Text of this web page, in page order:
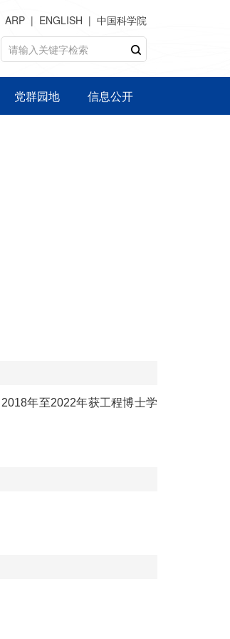
ARP ENGLISH 中国科学院
党群园地 信息公开
2018年至2022年获工程博士学